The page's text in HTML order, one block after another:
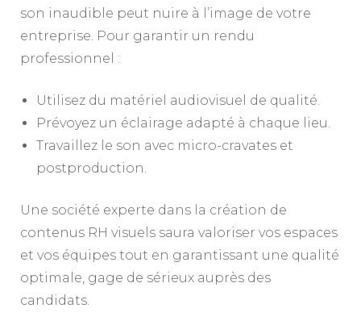
son inaudible peut nuire à l’image de votre
entreprise. Pour garantir un rendu
professionnel :
Utilisez du matériel audiovisuel de qualité.
Prévoyez un éclairage adapté à chaque lieu.
Travaillez le son avec micro-cravates et
postproduction.
Une société experte dans la création de
contenus RH visuels saura valoriser vos espaces
et vos équipes tout en garantissant une qualité
optimale, gage de sérieux auprès des
candidats.